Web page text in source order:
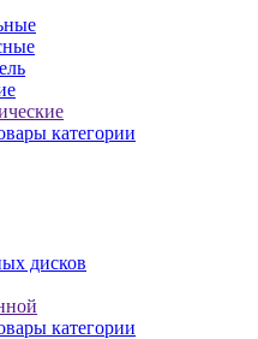
категории
дисков
категории